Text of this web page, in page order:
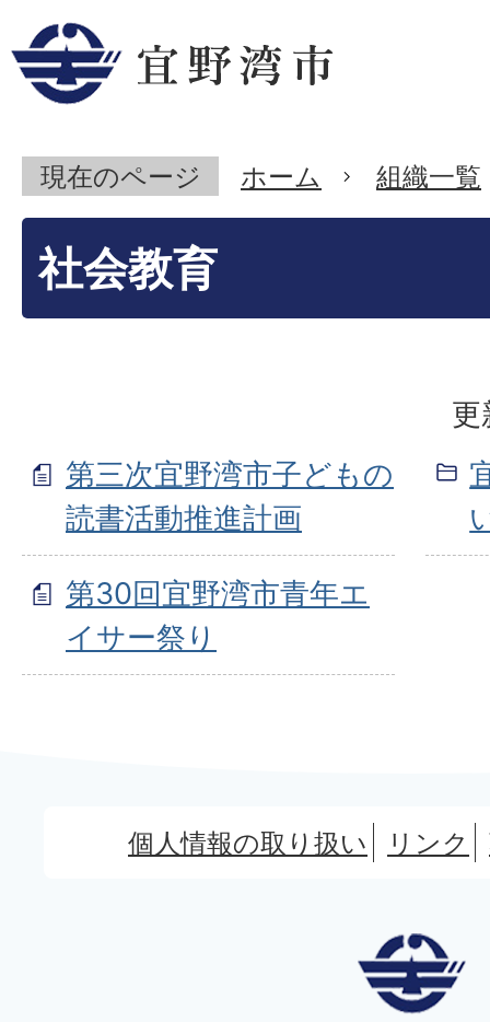
現在のページ ホーム 組織一覧
社会教育
更
第三次宜野湾市子どもの
読書活動推進計画
第30回宜野湾市青年エ
イサー祭り
個人情報の取り扱い リンク